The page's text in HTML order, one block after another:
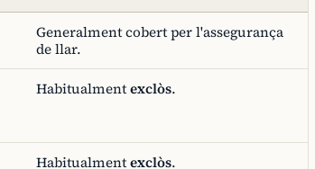
Generalment cobert per l'assegurança
de llar.
Habitualmentexclòs.
Habitualmentexclòs.